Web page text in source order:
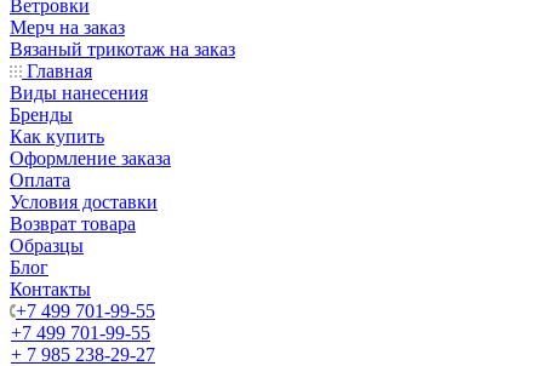
Ветровки
Мерч на заказ
Вязаный трикотаж на заказ
Главная
Виды нанесения
Бренды
Как купить
Оформление заказа
Оплата
Условия доставки
Возврат товара
Образцы
Блог
Контакты
+7 499 701-99-55
+7 499 701-99-55
+ 7 985 238-29-27